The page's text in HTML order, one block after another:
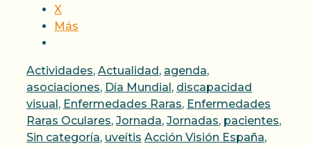
X
Más
Categorías
Actividades, Actualidad, agenda,
asociaciones, Día Mundial, discapacidad
visual, Enfermedades Raras, Enfermedades
Raras Oculares, Jornada, Jornadas, pacientes,
Sin categoría, uveítis Etiquetas
Acción Visión España,